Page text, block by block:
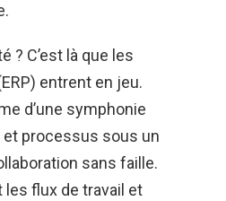
? C’est là que les
entrent en jeu.
d’une symphonie
processus sous un
sans faille.
flux de travail et